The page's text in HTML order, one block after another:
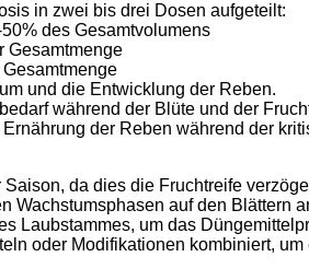
in zwei bis drei Dosen aufgeteilt:
des Gesamtvolumens
Gesamtmenge
und die Entwicklung der Reben.
während der Blüte und der
der Reben während der
da dies die Fruchtreife
Wachstumsphasen auf den Blättern
Laubstammes, um das
oder Modifikationen kombiniert,